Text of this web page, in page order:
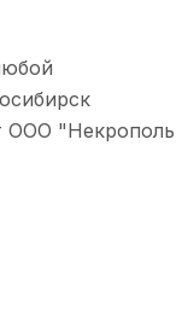
ООО "Некрополь